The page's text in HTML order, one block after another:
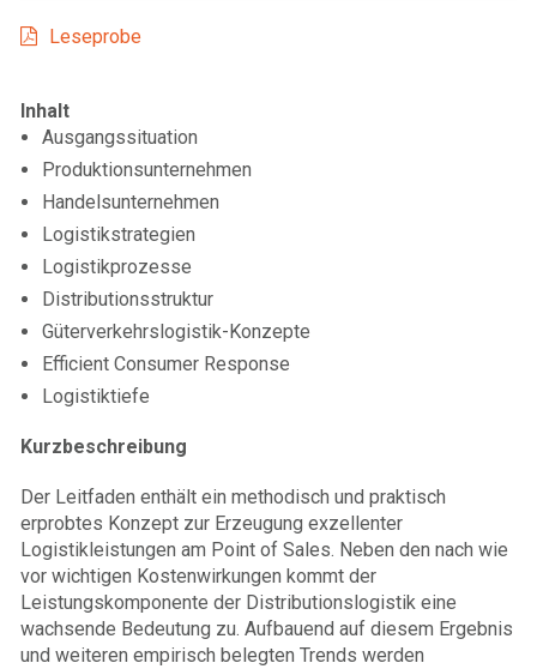
Leseprobe
Inhalt
Ausgangssituation
Produktionsunternehmen
Handelsunternehmen
Logistikstrategien
Logistikprozesse
Distributionsstruktur
Güterverkehrslogistik-Konzepte
Efficient Consumer Response
Logistiktiefe
Kurzbeschreibung
Der Leitfaden enthält ein methodisch und praktisch
erprobtes Konzept zur Erzeugung exzellenter
Logistikleistungen am Point of Sales. Neben den nach wie
vor wichtigen Kostenwirkungen kommt der
Leistungskomponente der Distributionslogistik eine
wachsende Bedeutung zu. Aufbauend auf diesem Ergebnis
und weiteren empirisch belegten Trends werden